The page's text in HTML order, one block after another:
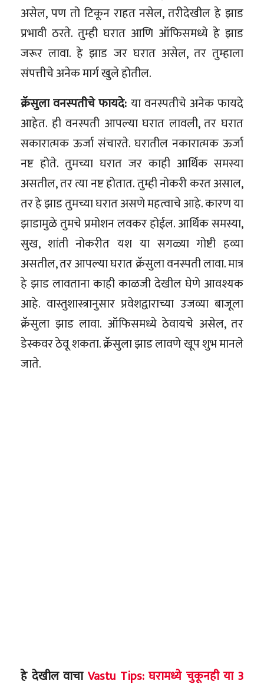
असेल, पण तो टिकून राहत नसेल, तरीदेखील हे झाड
प्रभावी ठरते. तुम्ही घरात आणि ऑफिसमध्ये हे झाड
जरूर लावा. हे झाड जर घरात असेल, तर तुम्हाला
संपत्तीचे अनेक मार्ग खुले होतील.
क्रॅसुला वनस्पतीचे फायदे: या वनस्पतीचे अनेक फायदे
आहेत. ही वनस्पती आपल्या घरात लावली, तर घरात
सकारात्मक ऊर्जा संचारते. घरातील नकारात्मक ऊर्जा
नष्ट होते. तुमच्या घरात जर काही आर्थिक समस्या
असतील, तर त्या नष्ट होतात. तुम्ही नोकरी करत असाल,
तर हे झाड तुमच्या घरात असणे महत्वाचे आहे. कारण या
झाडामुळे तुमचे प्रमोशन लवकर होईल. आर्थिक समस्या,
सुख, शांती नोकरीत यश या सगळ्या गोष्टी हव्या
असतील, तर आपल्या घरात क्रॅसुला वनस्पती लावा. मात्र
हे झाड लावताना काही काळजी देखील घेणे आवश्यक
आहे. वास्तुशास्त्रानुसार प्रवेशद्वाराच्या उजव्या बाजूला
क्रॅसुला झाड लावा. ऑफिसमध्ये ठेवायचे असेल, तर
डेस्कवर ठेवू शकता. क्रॅसुला झाड लावणे खूप शुभ मानले
जाते.
हे देखील वाचा Vastu Tips: घरामध्ये चुकूनही या 3